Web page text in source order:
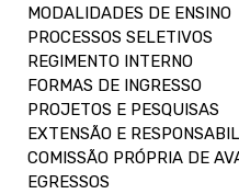
MODALIDADES DE ENSINO
PROCESSOS SELETIVOS
REGIMENTO INTERNO
FORMAS DE INGRESSO
PROJETOS E PESQUISAS
EXTENSÃO E
COMISSÃO PRÓPRIA DE
EGRESSOS